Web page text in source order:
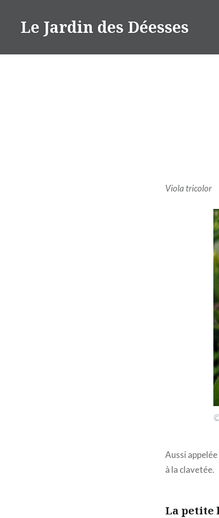
contenuLe Jardin des Déesses
Viola tricolor
Aussi
à la clavetée.
La petite